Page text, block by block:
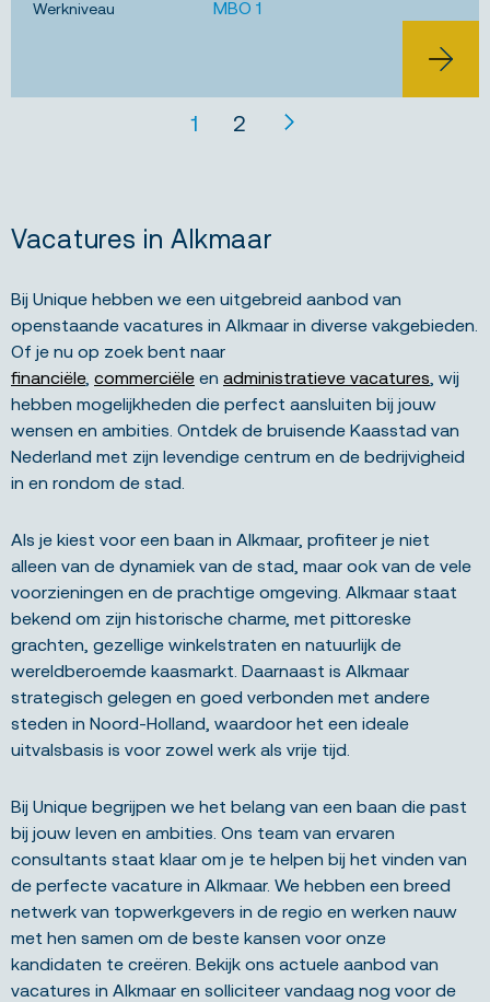
Werkniveau MBO 1
BEKIJK
1 2
Vacatures in Alkmaar
Bij Unique hebben we een uitgebreid aanbod van
openstaande vacatures in Alkmaar in diverse vakgebieden.
Of je nu op zoek bent naar
financiële, commerciële en administratieve vacatures , wij
hebben mogelijkheden die perfect aansluiten bij jouw
wensen en ambities. Ontdek de bruisende Kaasstad van
Nederland met zijn levendige centrum en de bedrijvigheid
in en rondom de stad.
Als je kiest voor een baan in Alkmaar, profiteer je niet
alleen van de dynamiek van de stad, maar ook van de vele
voorzieningen en de prachtige omgeving. Alkmaar staat
bekend om zijn historische charme, met pittoreske
grachten, gezellige winkelstraten en natuurlijk de
wereldberoemde kaasmarkt. Daarnaast is Alkmaar
strategisch gelegen en goed verbonden met andere
steden in Noord-Holland, waardoor het een ideale
uitvalsbasis is voor zowel werk als vrije tijd.
Bij Unique begrijpen we het belang van een baan die past
bij jouw leven en ambities. Ons team van ervaren
consultants staat klaar om je te helpen bij het vinden van
de perfecte vacature in Alkmaar. We hebben een breed
netwerk van topwerkgevers in de regio en werken nauw
met hen samen om de beste kansen voor onze
kandidaten te creëren. Bekijk ons actuele aanbod van
vacatures in Alkmaar en solliciteer vandaag nog voor de